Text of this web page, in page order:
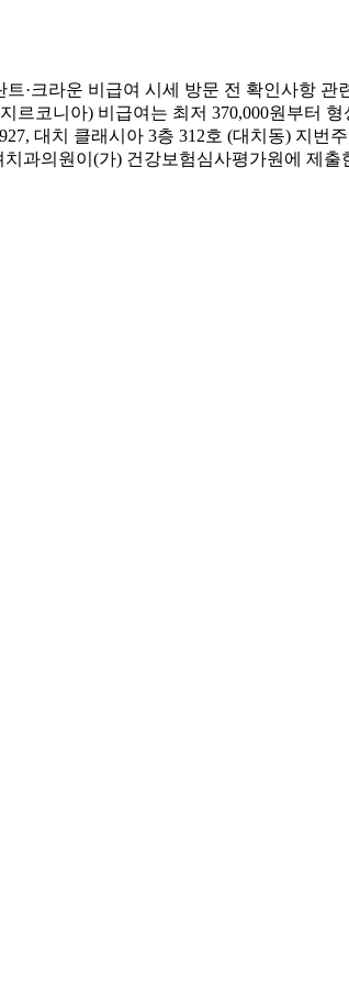
·크라운 비급여 시세 방문 전 확인사항
르코니아) 비급여는 최저 370,000원부터
대치 클래시아 3층 312호 (대치동) 지
과의원이(가) 건강보험심사평가원에 제